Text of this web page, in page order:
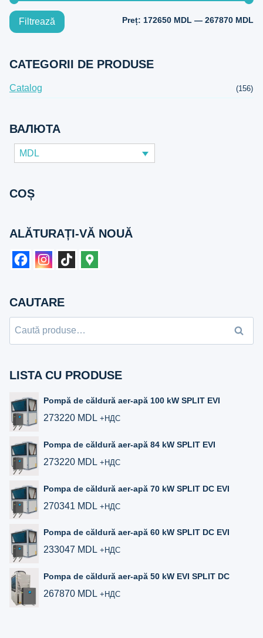
Filtrează Preț: 172650 MDL — 267870 MDL
CATEGORII DE PRODUSE
Catalog (156)
ВАЛЮТА
MDL
COȘ
ALĂTURAȚI-VĂ NOUĂ
CAUTARE
Caută
după:
Caută
LISTA CU PRODUSE
Pompă de căldură aer-apă 100 kW SPLIT EVI
273220 MDL +НДС
Pompa de căldură aer-apă 84 kW SPLIT EVI
273220 MDL +НДС
Pompa de căldură aer-apă 70 kW SPLIT DC EVI
270341 MDL +НДС
Pompa de căldură aer‑apă 60 kW SPLIT DC EVI
233047 MDL +НДС
Pompa de căldură aer‑apă 50 kW EVI SPLIT DC
267870 MDL +НДС